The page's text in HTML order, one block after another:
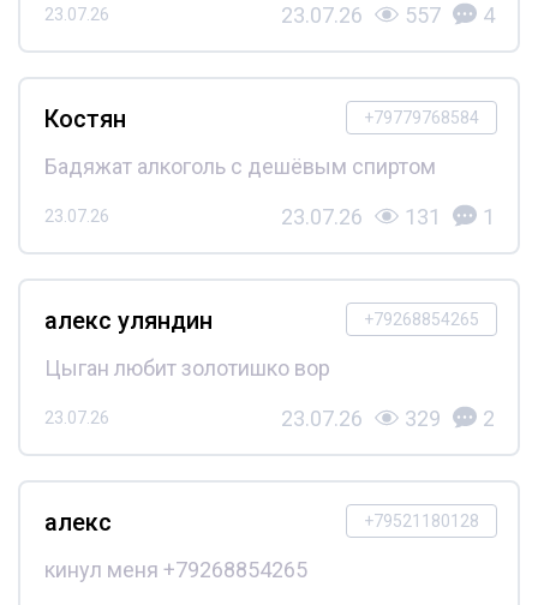
23.07.26 23.07.26 557 4
+79779768584
Костян
Бадяжат алкоголь с дешёвым спиртом
23.07.26 23.07.26 131 1
+79268854265
алекс уляндин
Цыган любит золотишко вор
23.07.26 23.07.26 329 2
+79521180128
алекс
кинул меня +79268854265